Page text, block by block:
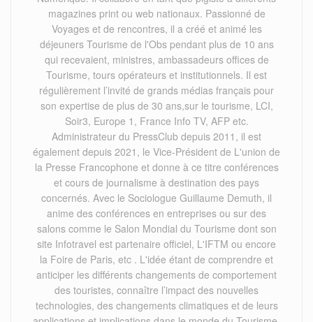
magazines print ou web nationaux. Passionné de
Voyages et de rencontres, il a créé et animé les
déjeuners Tourisme de l'Obs pendant plus de 10 ans
qui recevaient, ministres, ambassadeurs offices de
Tourisme, tours opérateurs et institutionnels. Il est
régulièrement l’invité de grands médias français pour
son expertise de plus de 30 ans,sur le tourisme, LCI,
Soir3, Europe 1, France Info TV, AFP etc.
Administrateur du PressClub depuis 2011, il est
également depuis 2021, le Vice-Président de L'union de
la Presse Francophone et donne à ce titre conférences
et cours de journalisme à destination des pays
concernés. Avec le Sociologue Guillaume Demuth, il
anime des conférences en entreprises ou sur des
salons comme le Salon Mondial du Tourisme dont son
site Infotravel est partenaire officiel, L'IFTM ou encore
la Foire de Paris, etc . L'idée étant de comprendre et
anticiper les différents changements de comportement
des touristes, connaître l’impact des nouvelles
technologies, des changements climatiques et de leurs